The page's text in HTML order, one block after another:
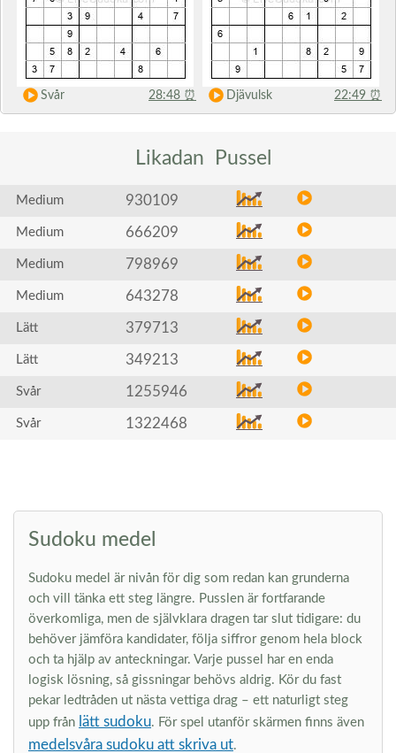
Svår 28:48 ⏰ Djävulsk 22:49 ⏰
Likadan Pussel
Medium 930109
Medium 666209
Medium 798969
Medium 643278
Lätt 379713
Lätt 349213
Svår 1255946
Svår 1322468
Sudoku medel
Sudoku medel är nivån för dig som redan kan grunderna
och vill tänka ett steg längre. Pusslen är fortfarande
överkomliga, men de självklara dragen tar slut tidigare: du
behöver jämföra kandidater, följa siffror genom hela block
och ta hjälp av anteckningar. Varje pussel har en enda
logisk lösning, så gissningar behövs aldrig. Kör du fast
pekar ledtråden ut nästa vettiga drag – ett naturligt steg
upp från lätt sudoku. För spel utanför skärmen finns även
medelsvåra sudoku att skriva ut.